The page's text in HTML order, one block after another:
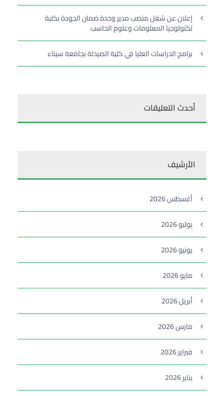
إعلان عن شغل منصب مدير وحدة ضمان الجودة بكلية
تكنولوجيا المعلومات وعلوم الحاسب
برامج الدراسات العليا في كلية الصيدلة بجامعة سيناء
أحدث التعليقات
الأرشيف
أغسطس 2026
يوليو 2026
يونيو 2026
مايو 2026
أبريل 2026
مارس 2026
فبراير 2026
يناير 2026